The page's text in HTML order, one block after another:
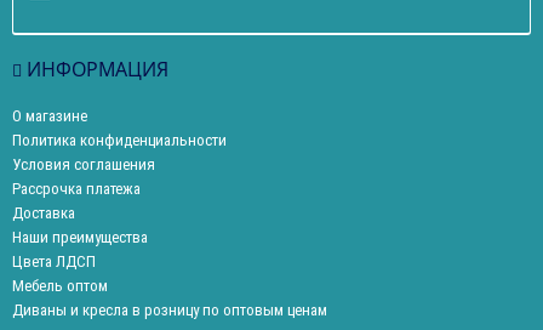
ИНФОРМАЦИЯ
О магазине
Политика конфиденциальности
Условия соглашения
Рассрочка платежа
Доставка
Наши преимущества
Цвета ЛДСП
Мебель оптом
Диваны и кресла в розницу по оптовым ценам